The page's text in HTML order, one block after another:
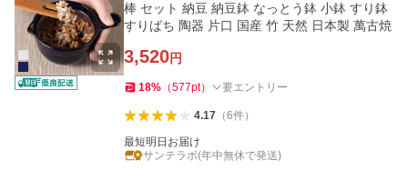
棒 セット 納豆 納豆鉢 なっとう鉢 小鉢 すり鉢
すりばち 陶器 片口 国産 竹 天然 日本製 萬古焼
3,520円
18% （577pt） 要エントリー
4.17（6件）
最短明日お届け
サンテラボ(年中無休で発送)